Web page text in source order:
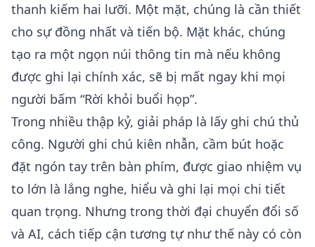
thanh kiếm hai lưỡi. Một mặt, chúng là cần thiết
cho sự đồng nhất và tiến bộ. Mặt khác, chúng
tạo ra một ngọn núi thông tin mà nếu không
được ghi lại chính xác, sẽ bị mất ngay khi mọi
người bấm “Rời khỏi buổi họp”.
Trong nhiều thập kỷ, giải pháp là lấy ghi chú thủ
công. Người ghi chú kiên nhẫn, cầm bút hoặc
đặt ngón tay trên bàn phím, được giao nhiệm vụ
to lớn là lắng nghe, hiểu và ghi lại mọi chi tiết
quan trọng. Nhưng trong thời đại chuyển đổi số
và AI, cách tiếp cận tương tự như thế này có còn